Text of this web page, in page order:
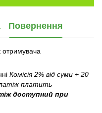
Повернення
отримувача
Комісія 2% від суми + 20
платить
доступний при